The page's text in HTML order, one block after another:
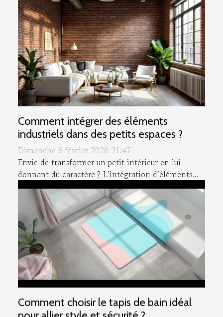
Comment intégrer des éléments
industriels dans des petits espaces ?
Dimanche 8 février 2026 21:47
Envie de transformer un petit intérieur en lui
donnant du caractère ? L’intégration d’éléments...
Comment choisir le tapis de bain idéal